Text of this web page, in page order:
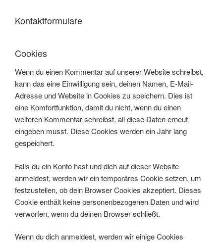
Kontaktformulare
Cookies
Wenn du einen Kommentar auf unserer Website schreibst,
kann das eine Einwilligung sein, deinen Namen, E-Mail-
Adresse und Website in Cookies zu speichern. Dies ist
eine Komfortfunktion, damit du nicht, wenn du einen
weiteren Kommentar schreibst, all diese Daten erneut
eingeben musst. Diese Cookies werden ein Jahr lang
gespeichert.
Falls du ein Konto hast und dich auf dieser Website
anmeldest, werden wir ein temporäres Cookie setzen, um
festzustellen, ob dein Browser Cookies akzeptiert. Dieses
Cookie enthält keine personenbezogenen Daten und wird
verworfen, wenn du deinen Browser schließt.
Wenn du dich anmeldest, werden wir einige Cookies